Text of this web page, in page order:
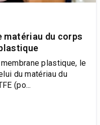
matériau du corps
plastique, le
du matériau du
(po...